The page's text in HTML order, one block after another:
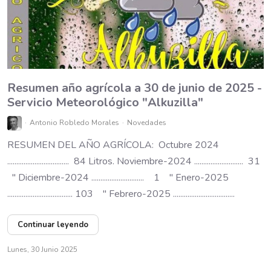
Resumen año agrícola a 30 de junio de 2025 -
Servicio Meteorológico "Alkuzilla"
Antonio Robledo Morales Novedades
RESUMEN DEL AÑO AGRÍCOLA: Octubre 2024
.................................. 84 Litros. Noviembre-2024 ........................... 31
" Diciembre-2024 ............................. 1 " Enero-2025
.................................... 103 " Febrero-2025 ..................................
Continuar leyendo
Lunes, 30 Junio 2025